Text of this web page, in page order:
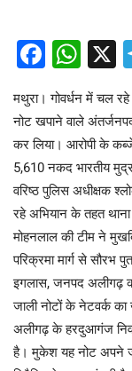
मथुरा। गोवर्धन में चल
नोट खपाने वाले
कर लिया। आरोपी के
5,610 नकद भारतीय
वरिष्ठ पुलिस अधीक्षक
रहे अभियान के तहत थाना
मोहनलाल की टीम ने
परिक्रमा मार्ग से सौरभ
इगलास, जनपद अलीगढ़
जाली नोटों के नेटवर्क का
अलीगढ़ के हरदुआगंज
है। मुकेश यह नोट अपने